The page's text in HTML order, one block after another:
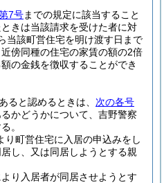
7号までの規定に該当すること
きは当該請求を受けた者に対
当該町営住宅を明け渡す日まで
傍同種の住宅の家賃の額の2倍
の金銭を徴収することができ
ると認めるときは、 次の各号
かどうかについて、吉野警察
。
り町営住宅に入居の申込みをし
し、又は同居しようとする親
り入居者が同居させようとす